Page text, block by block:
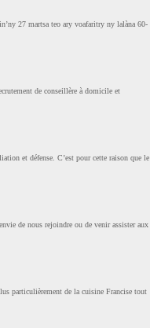
27 martsa teo ary voafaritry ny lalàna 60-
de conseillère à domicile et
et défense. C’est pour cette raison que le
de nous rejoindre ou de venir assister aux
particulièrement de la cuisine Francise tout